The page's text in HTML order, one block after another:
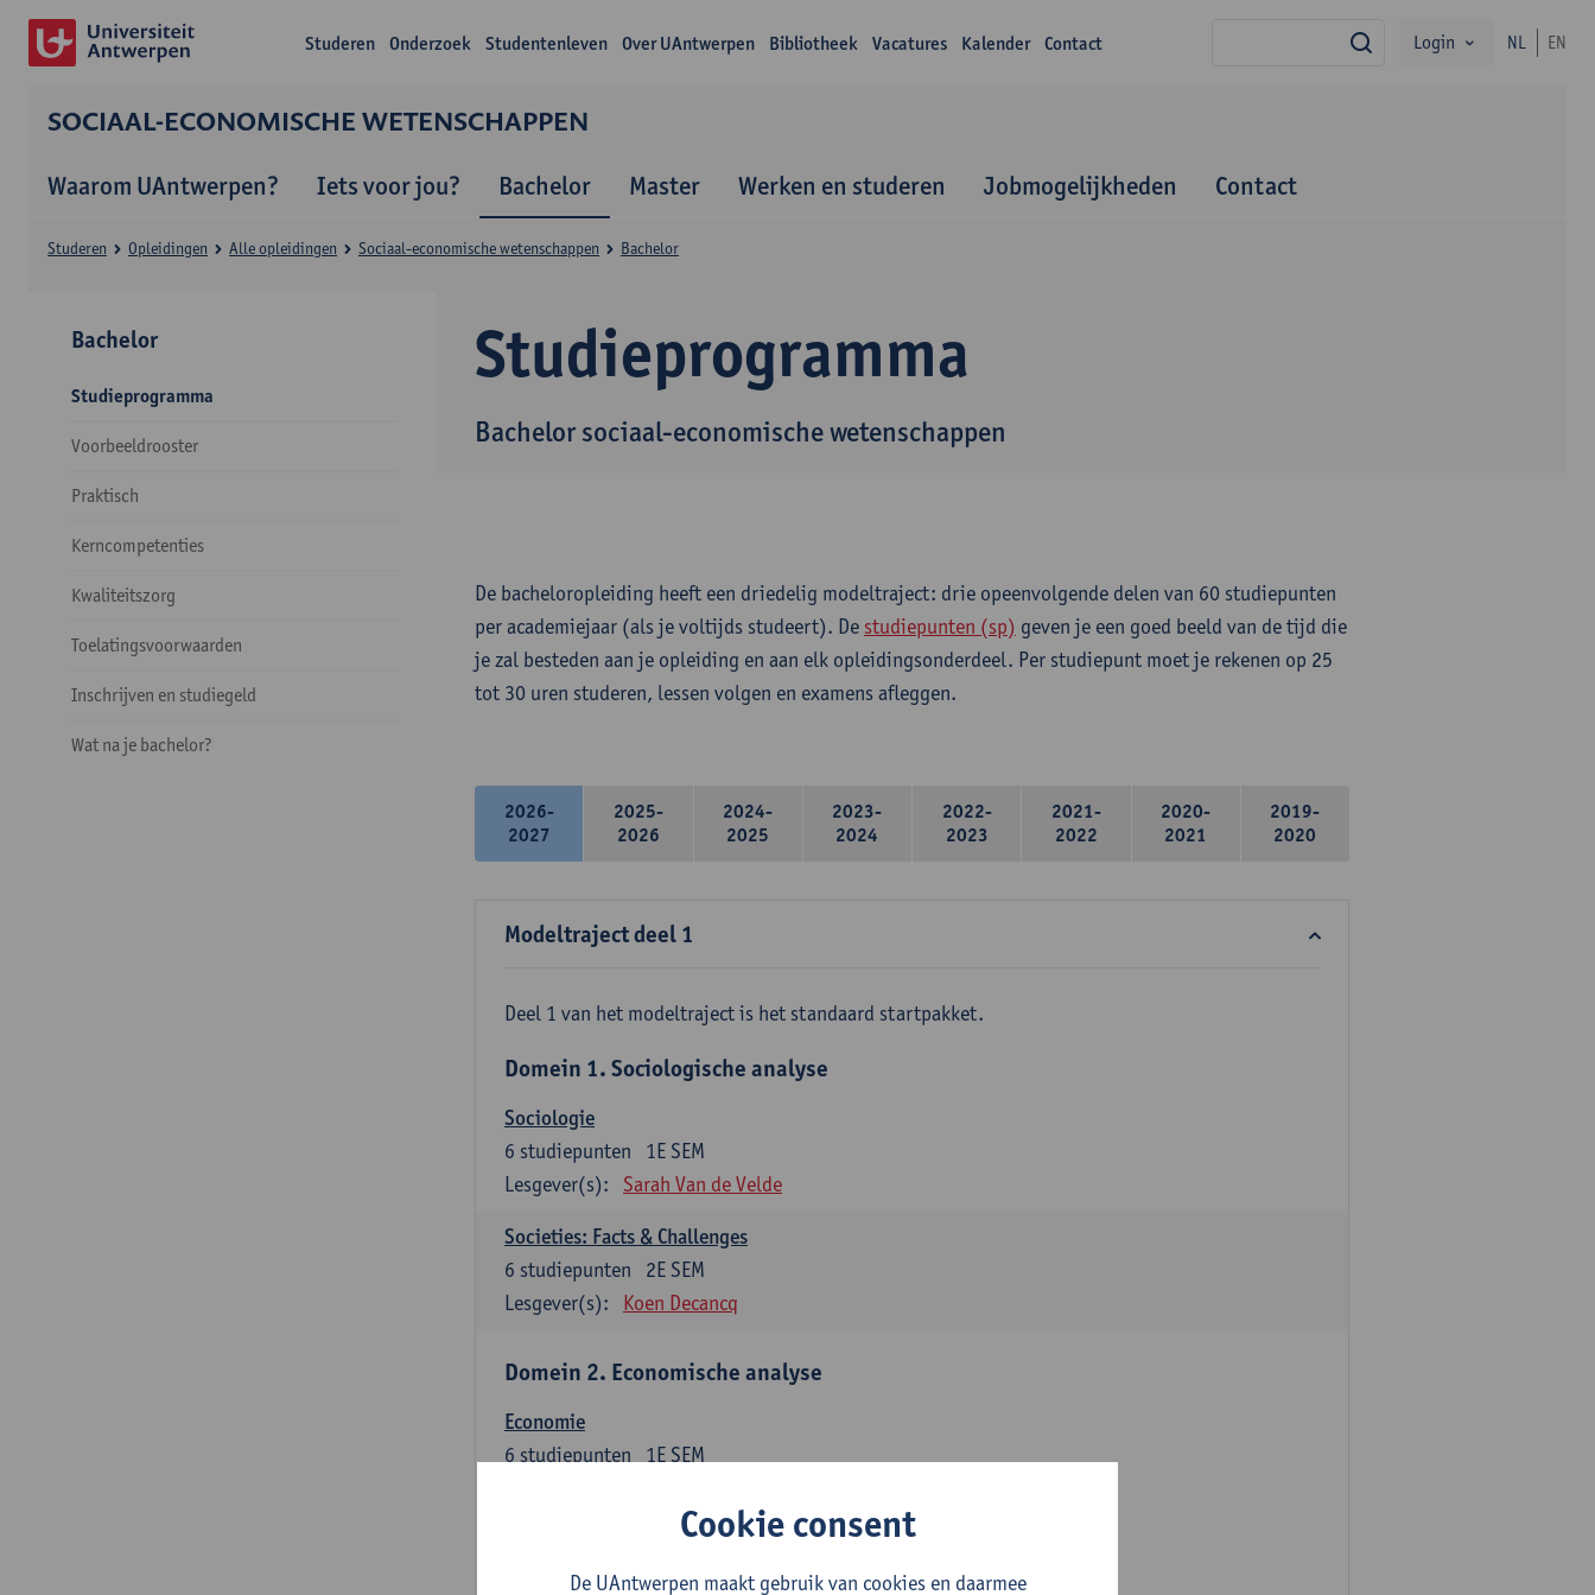
Studeren Onderzoek Studentenleven Over UAntwerpen Bibliotheek Vacatures Kalender Contact zoekLogin NL EN
SOCIAAL-ECONOMISCHE WETENSCHAPPEN
Waarom UAntwerpen? Iets voor jou? Bachelor Master Werken en studeren Jobmogelijkheden Contact
Studieprogramma
Bachelor sociaal-economische wetenschappen
Studeren Opleidingen Alle opleidingen Sociaal-economische wetenschappen Bachelor
Bachelor
Studieprogramma
Voorbeeldrooster
Praktisch
Kerncompetenties
Kwaliteitszorg
Toelatingsvoorwaarden
Inschrijven en studiegeld
Wat na je bachelor?
De bacheloropleiding heeft een driedelig modeltraject: drie opeenvolgende delen van 60 studiepunten
per academiejaar (als je voltijds studeert). De studiepunten (sp) geven je een goed beeld van de tijd die
je zal besteden aan je opleiding en aan elk opleidingsonderdeel. Per studiepunt moet je rekenen op 25
tot 30 uren studeren, lessen volgen en examens afleggen.
2026-
2027
2025-
2026
2024-
2025
2023-
2024
2022-
2023
2021-
2022
2020-
2021
2019-
2020
Modeltraject deel 1
Deel 1 van het modeltraject is het standaard startpakket.
Domein 1. Sociologische analyse
Sociologie
1E SEM
6 studiepunten
Lesgever(s):
Sarah Van de Velde
Societies: Facts & Challenges
2E SEM
6 studiepunten
Lesgever(s):
Koen Decancq
Domein 2. Economische analyse
Economie
1E SEM
6 studiepunten
Cookie consent
De UAntwerpen maakt gebruik van cookies en daarmee